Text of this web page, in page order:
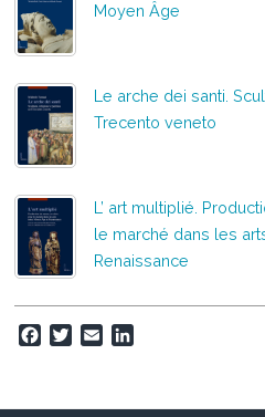
Moyen Âge
Le arche dei santi.
Trecento veneto
L’ art multiplié.
le marché dans les
Renaissance